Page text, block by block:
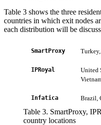
Table 3 shows the three
countries in which exit nodes
each distribution will be
SmartProxy
IPRoyal
United
Infatica Brazil,
Table 3. SmartProxy,
country locations